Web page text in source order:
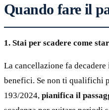
Quando fare il
1. Stai per scadere come
La cancellazione fa
benefici. Se non ti qualifichi
193/2024, pianifica il